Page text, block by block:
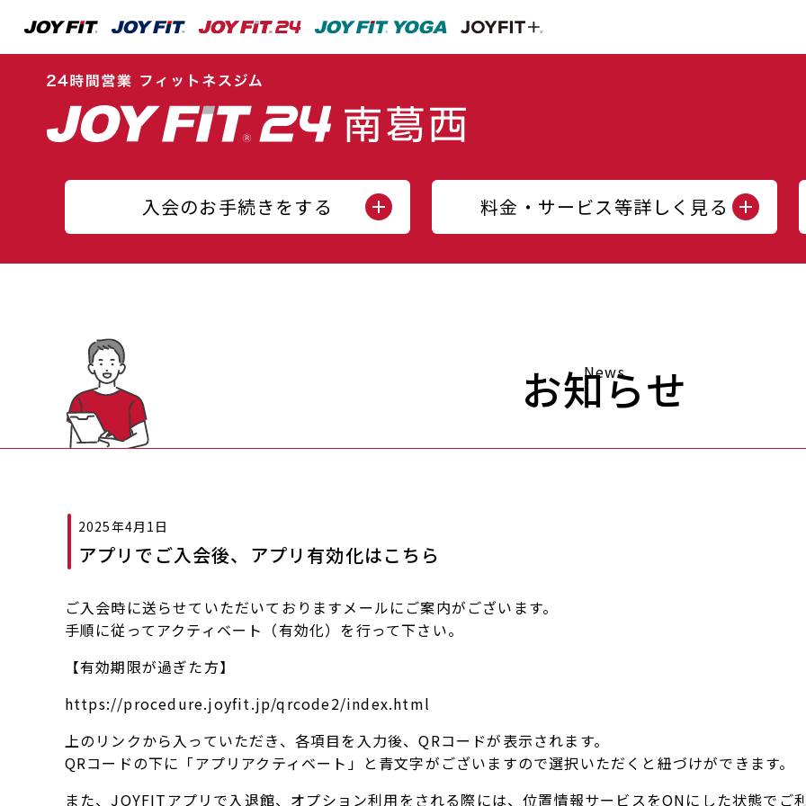
入会のお手続きをする 料金・サービス等詳しく見る
News
お知らせ
2025年4月1日
アプリでご入会後、アプリ有効化はこちら
ご入会時に送らせていただいておりますメールにご案内がございます。
手順に従ってアクティベート（有効化）を行って下さい。
【有効期限が過ぎた方】
https://procedure.joyfit.jp/qrcode2/index.html
上のリンクから入っていただき、各項目を入力後、QRコードが表示されます。
QRコードの下に「アプリアクティベート」と青文字がございますので選択いただくと紐づけができます。
また、JOYFITアプリで入退館、オプション利用をされる際には、位置情報サービスをONにした状態でご